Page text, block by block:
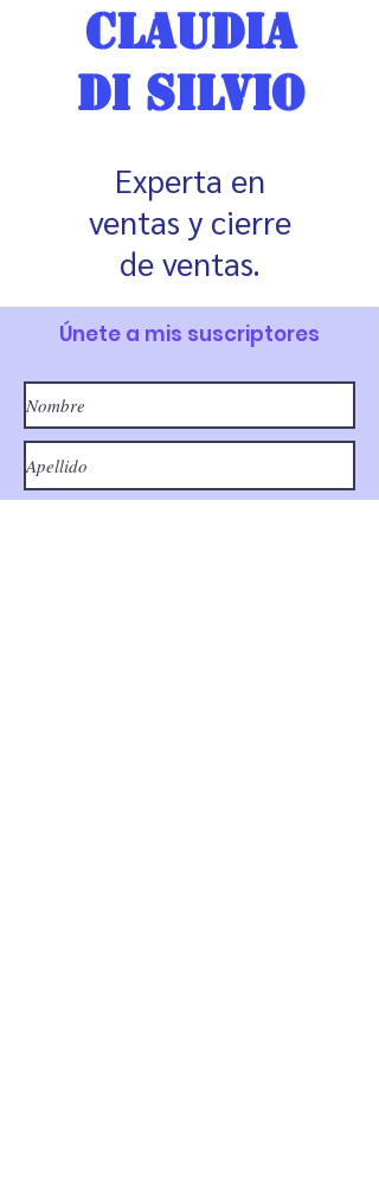
Claudia
Di Silvio
Experta en
ventas y cierre
de ventas.
Únete a mis suscriptores